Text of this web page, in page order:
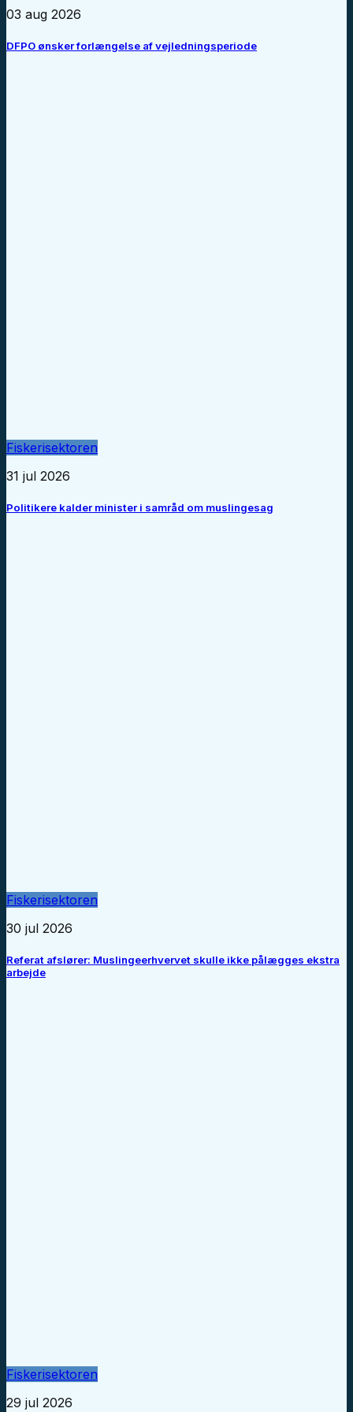
03 aug 2026
DFPO ønsker forlængelse af vejledningsperiode
Fiskerisektoren
31 jul 2026
Politikere kalder minister i samråd om muslingesag
Fiskerisektoren
30 jul 2026
Referat afslører: Muslingeerhvervet skulle ikke pålægges ekstra
arbejde
Fiskerisektoren
29 jul 2026